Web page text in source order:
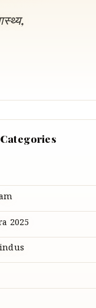
2025